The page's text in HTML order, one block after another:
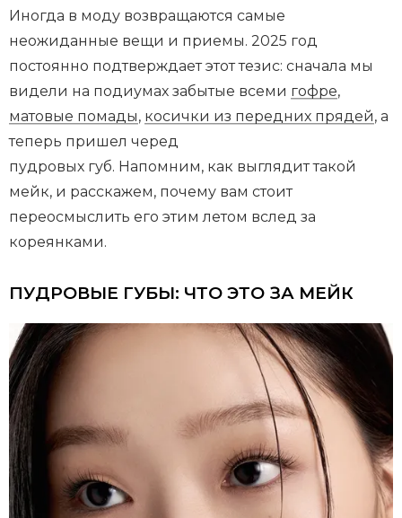
Иногда в моду возвращаются самые
неожиданные вещи и приемы. 2025 год
постоянно подтверждает этот тезис: сначала мы
видели на подиумах забытые всеми гофре,
матовые помады, косички из передних прядей, а
теперь пришел черед
пудровых губ. Напомним, как выглядит такой
мейк, и расскажем, почему вам стоит
переосмыслить его этим летом вслед за
кореянками.
ПУДРОВЫЕ ГУБЫ: ЧТО ЭТО ЗА МЕЙК